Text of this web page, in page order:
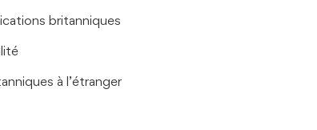
britanniques
à l’étranger